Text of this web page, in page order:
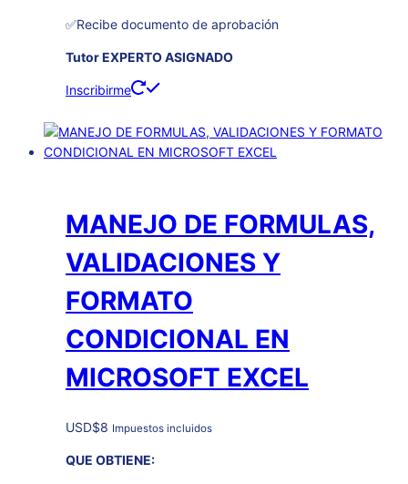
✅Recibe documento de aprobación
Tutor EXPERTO ASIGNADO
Inscribirme
MANEJO DE FORMULAS,
VALIDACIONES Y
FORMATO
CONDICIONAL EN
MICROSOFT EXCEL
USD$8 Impuestos incluidos
QUE OBTIENE: